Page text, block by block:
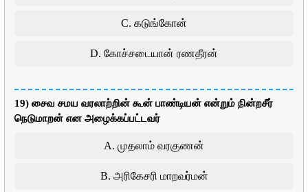
C. கடுங்கோன்
D. கோச்சடையான் ரணதீரன்
19) சைவ சமய வரலாற்றின் கூன் பாண்டியன் என்றும் நின்றசீர்
நெடுமாறன் என அழைக்கப்பட்டவர்
A. முதலாம் வரகுணன்
B. அரிகேசரி மாறவர்மன்